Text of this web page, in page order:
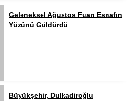
Geleneksel Ağustos Fuarı Esnafın
Yüzünü Güldürdü
Büyükşehir, Dulkadiroğlu